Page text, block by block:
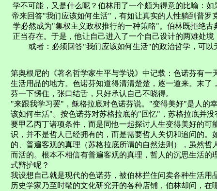
学不可能，又是什么呢？伯林用了一个颇为得意的比喻：
帝来回答"我们应该如何生活"，有如让真实的人性躺到普罗
学必然成为"集权主义政权推行的一种策略"。伯林既拒绝
正当存在。于是，他让自己进入了一个自己设计的两难处
或者：必须回答"我们应该如何生活"的政治哲学，可
第奥根尼的《著名哲学家生平与学说》中记载：色诺芬有
生活用品的地方。色诺芬知道得清清楚楚，逐一道来。末
芬一下愣住，张口结舌，只好承认自己不晓得。
"来跟我学习罢"，稣格拉底对色诺芬说。"变得美好"是人的
该如何生活"。按色诺芬对苏格拉底的"回忆"，苏格拉底并
要甲乙丙丁诸项条件，而是同他一起探讨人生变得美好的
识，并不是哲人已经拥有的，而是需要哲人关切和追问的
的、普遍客观的真理（苏格拉底所谓的自然法则），虽然
而活的。根本不相信有普遍客观的真理，哲人的沉思生活
式辩护呢？
我设想自己就是现代的色诺芬，被伯林拦住问卖各种生活
历史学家乃至时髦的文化研究开的各种店铺，伯林却问，